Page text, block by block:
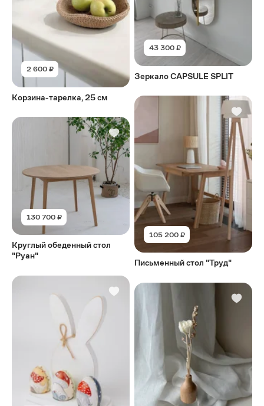
2 600 ₽
Корзина-тарелка, 25 см
130 700 ₽
Круглый обеденный стол
"Руан"
43 300 ₽
Зеркало CAPSULE SPLIT
105 200 ₽
Письменный стол "Труд"